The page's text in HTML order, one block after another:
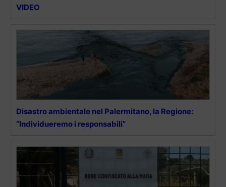
VIDEO
Disastro ambientale nel Palermitano, la Regione:
“Individueremo i responsabili”